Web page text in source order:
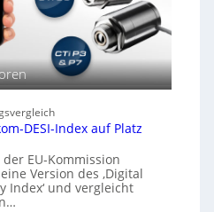
DESI-Index auf Platz
EU-Kommission
Version des ‚Digital
Index‘ und vergleicht